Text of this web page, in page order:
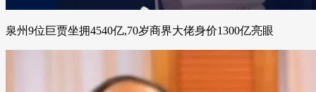
泉州9位巨贾坐拥4540亿,70岁商界大佬身价1300亿亮眼